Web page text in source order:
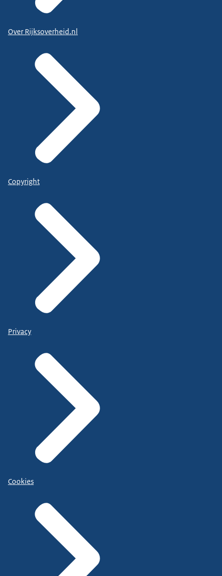
Over Rijksoverheid.nl
Copyright
Privacy
Cookies